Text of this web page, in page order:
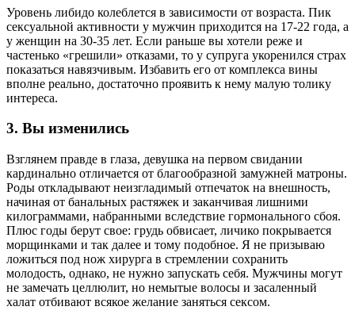
Уровень либидо колеблется в зависимости от возраста. Пик
сексуальной активности у мужчин приходится на 17-22 года, а
у женщин на 30-35 лет. Если раньше вы хотели реже и
частенько «грешили» отказами, то у супруга укоренился страх
показаться навязчивым. Избавить его от комплекса вины
вполне реально, достаточно проявить к нему малую толику
интереса.
3. Вы изменились
Взглянем правде в глаза, девушка на первом свидании
кардинально отличается от благообразной замужней матроны.
Роды откладывают неизгладимый отпечаток на внешность,
начиная от банальных растяжек и заканчивая лишними
килограммами, набранными вследствие гормонального сбоя.
Плюс годы берут свое: грудь обвисает, личико покрывается
морщинками и так далее и тому подобное. Я не призываю
ложиться под нож хирурга в стремлении сохранить
молодость, однако, не нужно запускать себя. Мужчины могут
не замечать целлюлит, но немытые волосы и засаленный
халат отбивают всякое желание заняться сексом.